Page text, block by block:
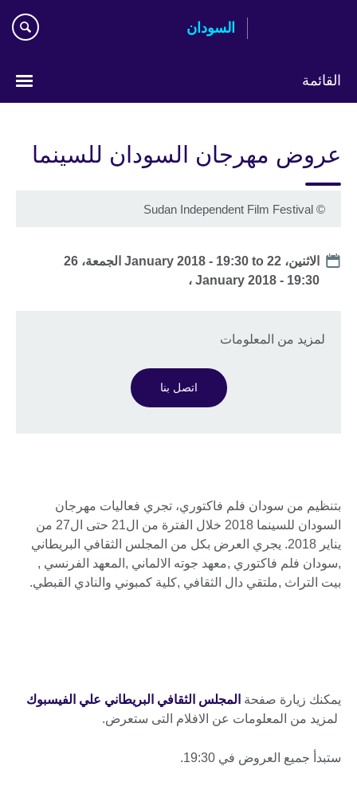
السودان
القائمة
عروض مهرجان السودان للسينما
©
Sudan Independent Film Festival
Date
الاثنين، 22 January 2018 - 19:30 to
الجمعة، 26
January 2018 - 19:30 ،
لمزيد من المعلومات
اتصل بنا
بتنظيم من سودان فلم فاكتوري، تجري فعاليات مهرجان
السودان للسينما 2018 خلال الفترة من ال21 حتى ال27 من
يناير 2018. يجري العرض بكل من المجلس الثقافي البريطاني
,سودان فلم فاكتوري ,معهد جوته الالماني ,المعهد الفرنسي ,
بيت التراث ,ملتقي دال الثقافي ,كلية كمبوني والنادي القبطي.
يمكنك زيارة صفحة المجلس الثقافي البريطاني علي الفيسبوك
لمزيد من المعلومات عن الافلام التى ستعرض.
ستبدأ جميع العروض في 19:30.